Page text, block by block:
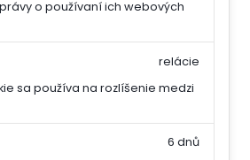
o používaní ich webových
sa používa na rozlíšenie medzi
relácie
6 dnů